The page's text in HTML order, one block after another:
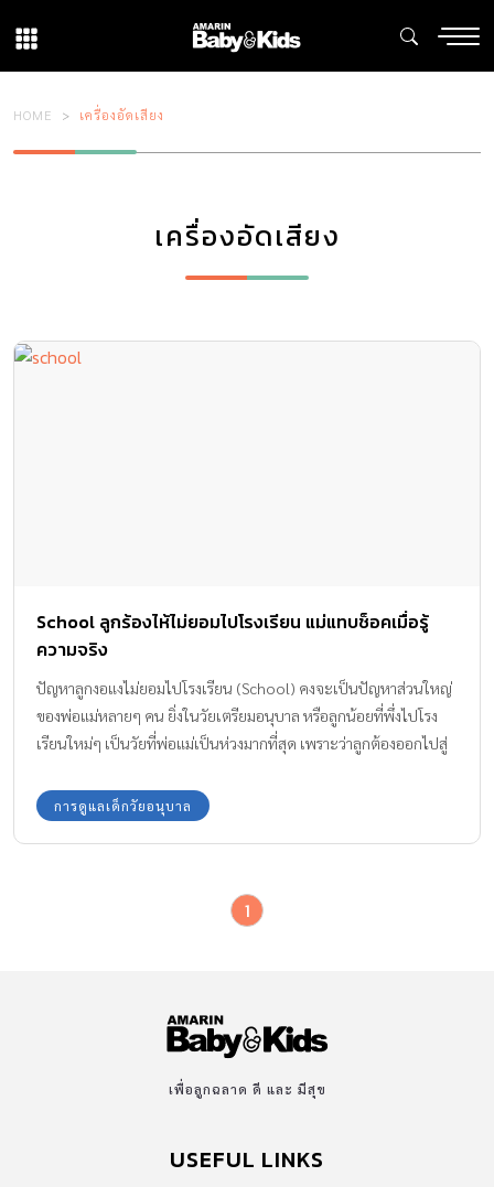
HOME เครื่องอัดเสียง
เครื่องอัดเสียง
School ลูกร้องไห้ไม่ยอมไปโรงเรียน แม่แทบช็อคเมื่อรู้
ความจริง
ปัญหาลูกงอแงไม่ยอมไปโรงเรียน (School) คงจะเป็นปัญหาส่วนใหญ่
ของพ่อแม่หลายๆ คน ยิ่งในวัยเตรียมอนุบาล หรือลูกน้อยที่พึ่งไปโรง
เรียนใหม่ๆ เป็นวัยที่พ่อแม่เป็นห่วงมากที่สุด เพราะว่าลูกต้องออกไปสู่
เพื่อเป็นอุทาหรณ์กันค่ะ
การดูแลเด็กวัยอนุบาล
1
เพื่อลูกฉลาด ดี และ มีสุข
USEFUL LINKS